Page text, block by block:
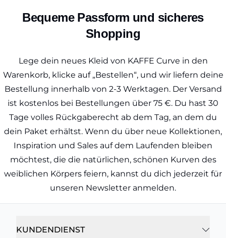
Bequeme Passform und sicheres
Shopping
Lege dein neues Kleid von KAFFE Curve in den
Warenkorb, klicke auf „Bestellen“, und wir liefern deine
Bestellung innerhalb von 2-3 Werktagen. Der Versand
ist kostenlos bei Bestellungen über 75 €. Du hast 30
Tage volles Rückgaberecht ab dem Tag, an dem du
dein Paket erhältst. Wenn du über neue Kollektionen,
Inspiration und Sales auf dem Laufenden bleiben
möchtest, die die natürlichen, schönen Kurven des
weiblichen Körpers feiern, kannst du dich jederzeit für
unseren Newsletter anmelden.
KUNDENDIENST